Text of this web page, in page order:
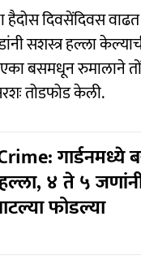
दिवसेंदिवस
सशस्त्र हल्ला
बसमधून रुमालाने
तोडफोड केली.
४ ते ५
फोडल्या